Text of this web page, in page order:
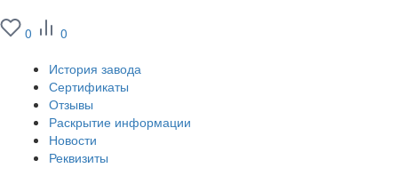
0
0
История завода
Сертификаты
Отзывы
Раскрытие информации
Новости
Реквизиты